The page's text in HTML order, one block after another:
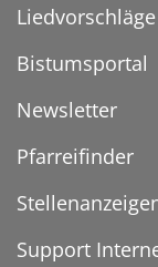
Liedvorschläge
Bistumsportal
Newsletter
Pfarreifinder
Support